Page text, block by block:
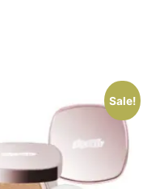
Sale!